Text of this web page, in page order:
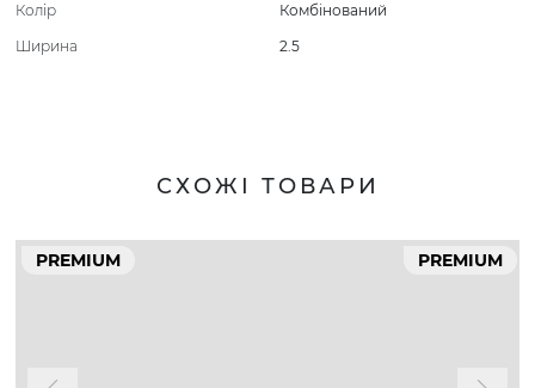
Колір
Комбінований
Ширина
2.5
СХОЖІ ТОВАРИ
PREMIUM PREMIUM